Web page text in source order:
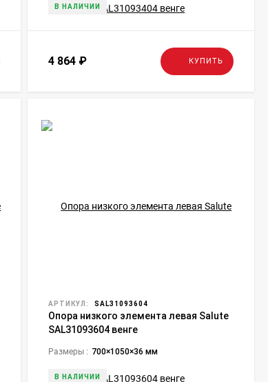
В НАЛИЧИИ
4 864 ₽ КУПИТЬ
АРТИКУЛ: SAL31093604
Опора низкого элемента левая Salute
SAL31093604 венге
Размеры : 700×1050×36 мм
В НАЛИЧИИ